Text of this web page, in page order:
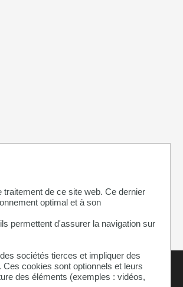
de ce site web. Ce dernier
optimal et à son
permettent d'assurer la navigation sur
sociétés tierces et impliquer des
cookies sont optionnels et leurs
des éléments (exemples : vidéos,